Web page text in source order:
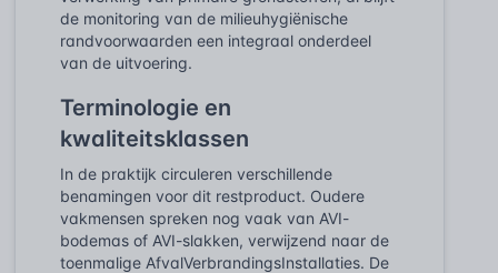
de monitoring van de milieuhygiënische
randvoorwaarden een integraal onderdeel
van de uitvoering.
Terminologie en
kwaliteitsklassen
In de praktijk circuleren verschillende
benamingen voor dit restproduct. Oudere
vakmensen spreken nog vaak van AVI-
bodemas of AVI-slakken, verwijzend naar de
toenmalige AfvalVerbrandingsInstallaties. De